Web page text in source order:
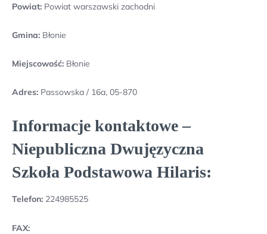
Powiat: Powiat warszawski zachodni
Gmina: Błonie
Miejscowość: Błonie
Adres: Passowska / 16a, 05-870
Informacje kontaktowe –
Niepubliczna Dwujęzyczna
Szkoła Podstawowa Hilaris:
Telefon: 224985525
FAX: